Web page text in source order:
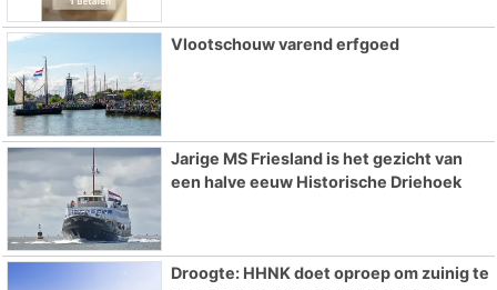
Vlootschouw varend erfgoed
Jarige MS Friesland is het gezicht van
een halve eeuw Historische Driehoek
Droogte: HHNK doet oproep om zuinig te